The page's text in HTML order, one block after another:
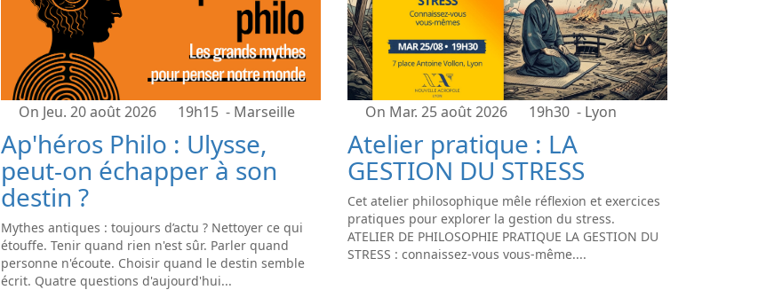
On Jeu. 20 août 2026 19h15 - Marseille
Ap'héros Philo : Ulysse,
peut-on échapper à son
destin ?
Mythes antiques : toujours d’actu ? Nettoyer ce qui
étouffe. Tenir quand rien n'est sûr. Parler quand
personne n'écoute. Choisir quand le destin semble
écrit. Quatre questions d'aujourd'hui...
On Mar. 25 août 2026 19h30 - Lyon
Atelier pratique : LA
GESTION DU STRESS
Cet atelier philosophique mêle réflexion et exercices
pratiques pour explorer la gestion du stress.
ATELIER DE PHILOSOPHIE PRATIQUE LA GESTION DU
STRESS : connaissez-vous vous-même....